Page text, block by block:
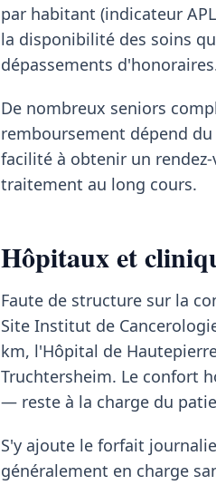
par habitant (indicateur
la disponibilité des soins
dépassements
De nombreux seniors
remboursement dépend
facilité à obtenir un
traitement au long cours.
Hôpitaux et
Faute de structure sur la
Site Institut de
km, l'Hôpital de
Truchtersheim. Le confort
— reste à la charge du
S'y ajoute le forfait
généralement en charge